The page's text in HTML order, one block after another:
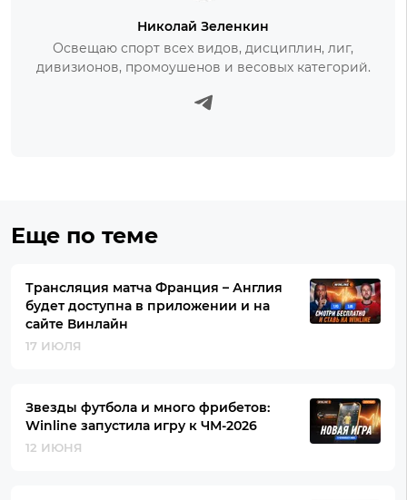
Николай Зеленкин
Освещаю спорт всех видов, дисциплин, лиг,
дивизионов, промоушенов и весовых категорий.
Еще по теме
Трансляция матча Франция – Англия
будет доступна в приложении и на
сайте Винлайн
17 ИЮЛЯ
Звезды футбола и много фрибетов:
Winline запустила игру к ЧМ-2026
12 ИЮНЯ